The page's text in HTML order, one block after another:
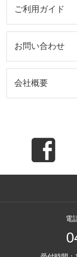
方法に注意しな
ょう。縮みを防
油を軽くなじま
に食われること
ご利用ガイド
お問い合わせ
会社概要
電